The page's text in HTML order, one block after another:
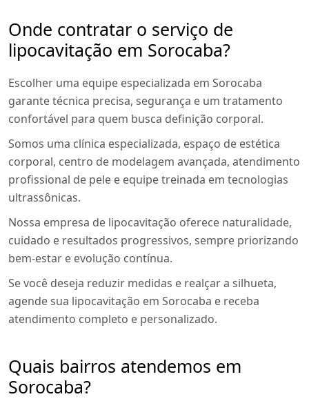
Onde contratar o serviço de
lipocavitação em Sorocaba?
Escolher uma equipe especializada em Sorocaba
garante técnica precisa, segurança e um tratamento
confortável para quem busca definição corporal.
Somos uma clínica especializada, espaço de estética
corporal, centro de modelagem avançada, atendimento
profissional de pele e equipe treinada em tecnologias
ultrassônicas.
Nossa empresa de lipocavitação oferece naturalidade,
cuidado e resultados progressivos, sempre priorizando
bem-estar e evolução contínua.
Se você deseja reduzir medidas e realçar a silhueta,
agende sua lipocavitação em Sorocaba e receba
atendimento completo e personalizado.
Quais bairros atendemos em
Sorocaba?